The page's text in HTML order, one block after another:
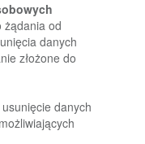
żądania od
danych
złożone do
danych